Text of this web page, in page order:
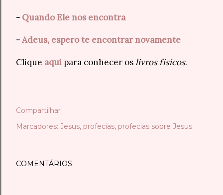
- Quando Ele nos encontra
-Adeus, espero te encontrar novamente
Clique aqui para conhecer oslivros físicos.
Compartilhar
Marcadores: Jesus profecias profecias sobre Jesus
COMENTÁRIOS